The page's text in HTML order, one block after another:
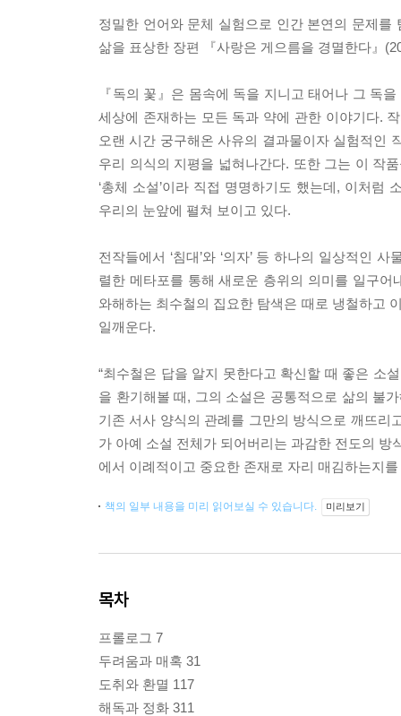
정밀한 언어와 문체 실험으로 인간 본연의 문제를
삶을 표상한 장편 『사랑은 게으름을 경멸한다』
『독의 꽃』은 몸속에 독을 지니고 태어나 그 독
세상에 존재하는 모든 독과 약에 관한 이야기다.
오랜 시간 궁구해온 사유의 결과물이자 실험적인
우리 의식의 지평을 넓혀나간다. 또한 그는 이 작
‘총체 소설’이라 직접 명명하기도 했는데, 이처럼
우리의 눈앞에 펼쳐 보이고 있다.
전작들에서 ‘침대’와 ‘의자’ 등 하나의 일상적인
렬한 메타포를 통해 새로운 층위의 의미를 일구
와해하는 최수철의 집요한 탐색은 때로 냉철하고
일깨운다.
“최수철은 답을 알지 못한다고 확신할 때 좋은 소
을 환기해볼 때, 그의 소설은 공통적으로 삶의 불
기존 서사 양식의 관례를 그만의 방식으로 깨뜨리
가 아예 소설 전체가 되어버리는 과감한 전도의
에서 이례적이고 중요한 존재로 자리 매김하는지
책의 일부 내용을 미리 읽어보실 수 있습니다. 미리보기
목차
프롤로그 7
두려움과 매혹 31
도취와 환멸 117
해독과 정화 311